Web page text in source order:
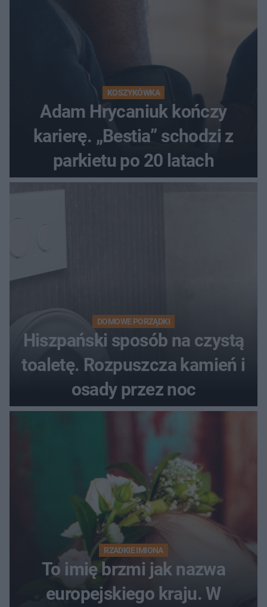
KOSZYKÓWKA
Adam Hrycaniuk kończy
karierę. „Bestia” schodzi z
parkietu po 20 latach
DOMOWE PORZĄDKI
Hiszpański sposób na czystą
toaletę. Rozpuszcza kamień i
osady przez noc
RZADKIE IMIONA
To imię brzmi jak nazwa
europejskiego kraju. W